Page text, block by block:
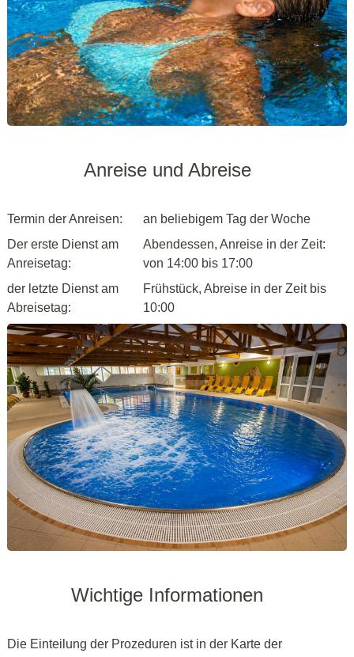
Anreise und Abreise
Termin der Anreisen:
an beliebigem Tag der Woche
Der erste Dienst am
Anreisetag:
Abendessen, Anreise in der Zeit:
von 14:00 bis 17:00
der letzte Dienst am
Abreisetag:
Frühstück, Abreise in der Zeit bis
10:00
Wichtige Informationen
Die Einteilung der Prozeduren ist in der Karte der